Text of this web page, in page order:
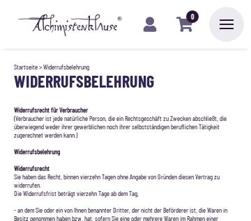
0
Startseite> Widerrufsbelehrung
WIDERRUFSBELEHRUNG
Widerrufsrecht für Verbraucher
(Verbraucher ist jede natürliche Person, die ein Rechtsgeschäft zu Zwecken abschließt, die
überwiegend weder ihrer gewerblichen noch ihrer selbstständigen beruflichen Tätigkeit
zugerechnet werden kann.)
Widerrufsbelehrung
Widerrufsrecht
Sie haben das Recht, binnen vierzehn Tagen ohne Angabe von Gründen diesen Vertrag zu
widerrufen.
Die Widerrufsfrist beträgt vierzehn Tage ab dem Tag,
- an dem Sie oder ein von Ihnen benannter Dritter, der nicht der Beförderer ist, die Waren in
Besitz genommen haben bzw. hat, sofern Sie eine oder mehrere Waren im Rahmen einer